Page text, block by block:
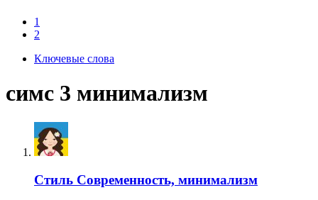
1
2
Ключевые слова
симс 3 минимализм
Стиль Современность, минимализм